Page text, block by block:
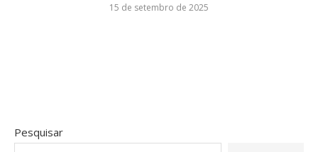
15 de setembro de 2025
Pesquisar